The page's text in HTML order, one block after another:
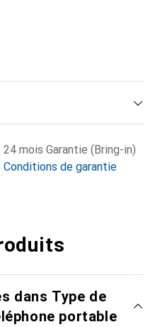
24 mois Garantie (Bring-in)
Conditions de garantie
dans Type de
portable